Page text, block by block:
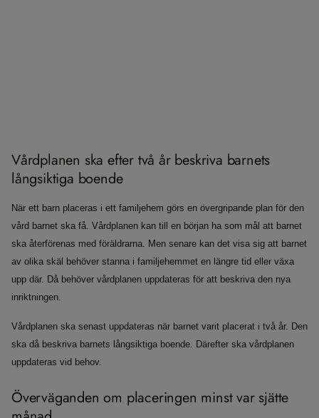
Vårdplanen ska efter två år beskriva barnets
långsiktiga boende
När ett barn placeras i ett familjehem görs en övergripande plan för den
vård barnet ska få. Vårdplanen kan till en början ha som mål att barnet
ska återförenas med föräldrarna. Men senare kan det visa sig att barnet
av olika skäl behöver stanna i familjehemmet en längre tid eller växa
upp där. Då behöver vårdplanen uppdateras för att beskriva den nya
inriktningen.
Vårdplanen ska senast uppdateras när barnet varit placerat i två år. Den
ska då beskriva barnets långsiktiga boende. Därefter ska vårdplanen
uppdateras vid behov.
Överväganden om placeringen minst var sjätte